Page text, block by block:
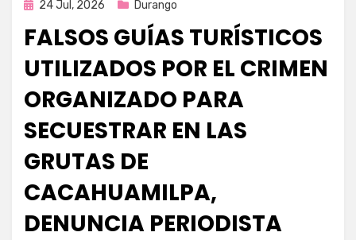
Publicada
24 Jul, 2026 Durango
FALSOS GUÍAS TURÍSTICOS
UTILIZADOS POR EL CRIMEN
ORGANIZADO PARA
SECUESTRAR EN LAS
GRUTAS DE
CACAHUAMILPA,
DENUNCIA PERIODISTA